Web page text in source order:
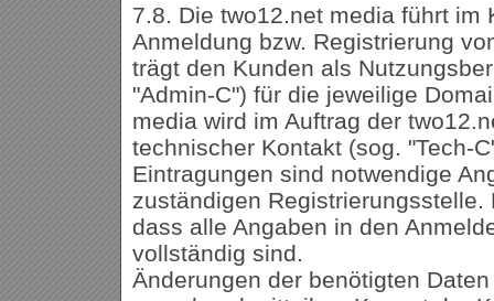
7.8. Die two12.net media führt im
Anmeldung bzw. Registrierung
trägt den Kunden als
"Admin-C") für die jeweilige
media wird im Auftrag der
technischer Kontakt (sog. "Tech-
Eintragungen sind notwendige
zuständigen Registrierungsstelle.
dass alle Angaben in den
vollständig sind.
Änderungen der benötigten